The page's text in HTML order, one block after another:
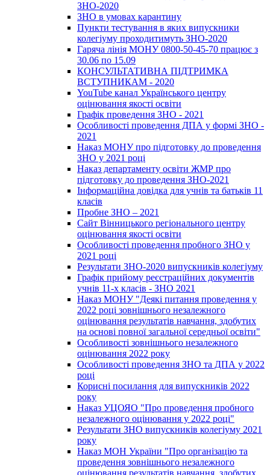
ЗНО-2020
ЗНО в умовах карантину
Пункти тестування в яких випускники
колегіуму проходитимуть ЗНО-2020
Гаряча лінія МОНУ 0800-50-45-70 працює з
30.06 по 15.09
КОНСУЛЬТАТИВНА ПІДТРИМКА
ВСТУПНИКАМ - 2020
YouTube канал Українського центру
оцінювання якості освіти
Графік проведення ЗНО - 2021
Особливості проведення ДПА у формі ЗНО -
2021
Наказ МОНУ про підготовку до проведення
ЗНО у 2021 році
Наказ департаменту освіти ЖМР про
підготовку до проведення ЗНО-2021
Інформаційна довідка для учнів та батьків 11
класів
Пробне ЗНО – 2021
Сайт Вінницького регіонального центру
оцінювання якості освіти
Особливості проведення пробного ЗНО у
2021 році
Результати ЗНО-2020 випускників колегіуму
Графік прийому реєстраційних документів
учнів 11-х класів - ЗНО 2021
Наказ МОНУ "Деякі питання проведення у
2022 році зовнішнього незалежного
оцінювання результатів навчання, здобутих
на основі повної загальної середньої освіти"
Особливості зовнішнього незалежного
оцінювання 2022 року
Особливості проведення ЗНО та ДПА у 2022
році
Корисні посилання для випускників 2022
року
Наказ УЦОЯО "Про проведення пробного
незалежного оцінювання у 2022 році"
Результати ЗНО випускників колегіуму 2021
року
Наказ МОН України "Про організацію та
проведення зовнішнього незалежного
оцінювання результатів навчання, здобутих